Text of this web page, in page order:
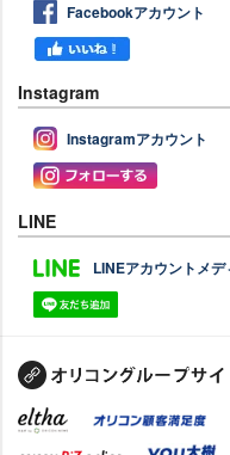
Facebookアカウント
Instagram
Instagramアカウント
LINE
LINEアカウントメデ